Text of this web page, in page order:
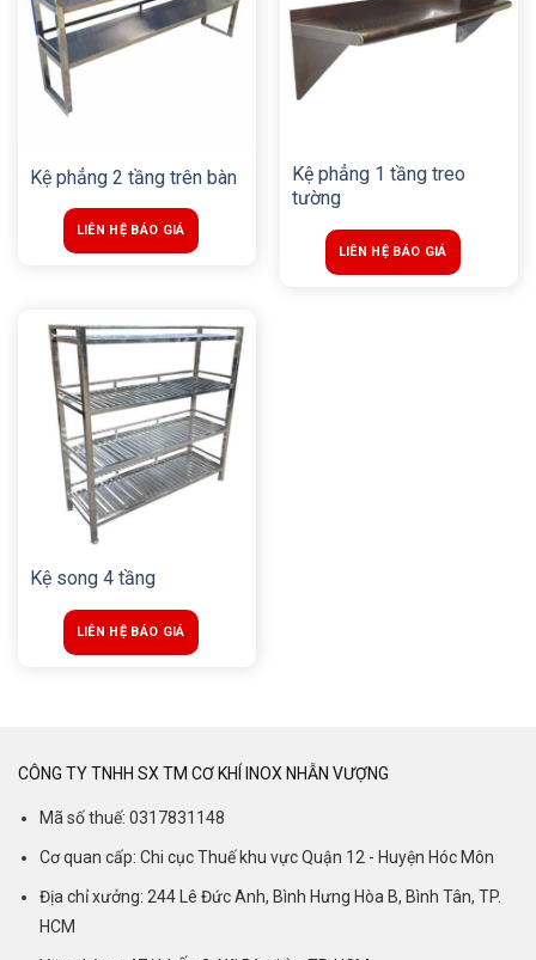
Kệ phẳng 2 tầng trên bàn
LIÊN HỆ BÁO GIÁ
Kệ phẳng 1 tầng treo
tường
LIÊN HỆ BÁO GIÁ
Kệ song 4 tầng
LIÊN HỆ BÁO GIÁ
CÔNG TY TNHH SX TM CƠ KHÍ INOX NHẪN VƯỢNG
Mã số thuế: 0317831148
Cơ quan cấp: Chi cục Thuế khu vực Quận 12 - Huyện Hóc Môn
Địa chỉ xưởng: 244 Lê Đức Anh, Bình Hưng Hòa B, Bình Tân, TP.
HCM